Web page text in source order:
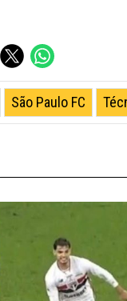
São Paulo FC